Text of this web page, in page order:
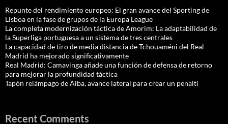
Repunte del rendimiento europeo: El gran avance del Sporting de
Lisboa en la fase de grupos de la Europa League
La completa modernización táctica de Amorim: La adaptabilidad de
la Superliga portuguesa a un sistema de tres centrales
La capacidad de tiro de media distancia de Tchouaméni del Real
Madrid ha mejorado significativamente
Real Madrid: Camavinga añade una función de defensa de retorno
para mejorar la profundidad táctica
Tapón relámpago de Alba, avance lateral para crear un penalti
Recent Comments